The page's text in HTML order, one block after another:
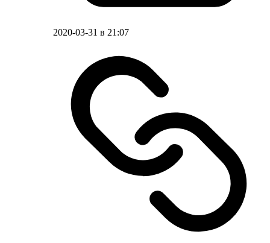
2020-03-31 в 21:07